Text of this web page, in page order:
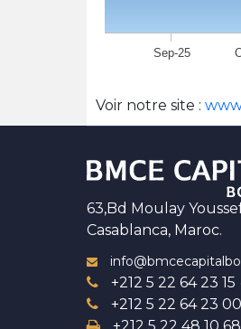
Sep-25
Voir notre site :
63,Bd Moulay
Casablanca, Maroc.
+212 5 22 64 23 15
+212 5 22 64 23 00